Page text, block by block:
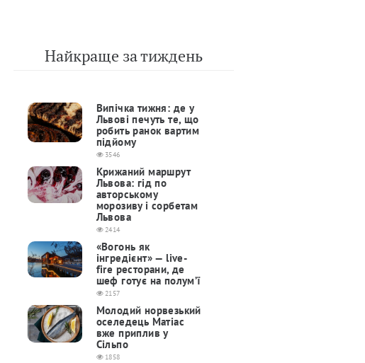
Найкраще за тиждень
Випічка тижня: де у
Львові печуть те, що
робить ранок вартим
підйому
3546
Крижаний маршрут
Львова: гід по
авторському
морозиву і сорбетам
Львова
2414
«Вогонь як
інгредієнт» — live-
fire ресторани, де
шеф готує на полум’ї
2157
Молодий норвезький
оселедець Матіас
вже приплив у
Сільпо
1858